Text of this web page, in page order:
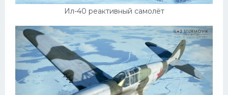
Ил-40 реактивный самолёт